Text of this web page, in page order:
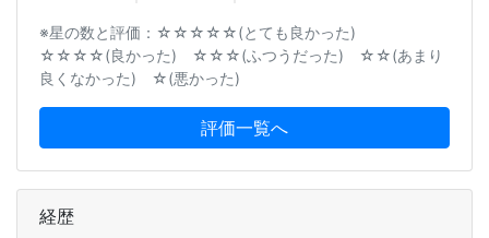
※星の数と評価：☆☆☆☆☆(とても良かった)
☆☆☆☆(良かった) ☆☆☆(ふつうだった) ☆☆(あまり
良くなかった) ☆(悪かった)
評価一覧へ
経歴